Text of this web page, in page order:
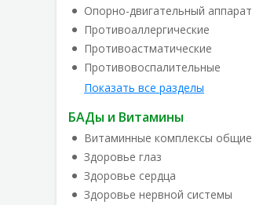
Опорно-двигательный аппарат
Противоаллергические
Противоастматические
Противовоспалительные
Показать все разделы
БАДы и Витамины
Витаминные комплексы общие
Здоровье глаз
Здоровье сердца
Здоровье нервной системы